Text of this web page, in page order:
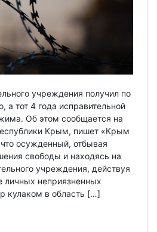
учреждения получил по
а тот 4 года исправительной
Об этом сообщается на
Крым, пишет «Крым
осужденный, отбывая
свободы и находясь на
учреждения, действуя
неприязненных
кулаком в область […]